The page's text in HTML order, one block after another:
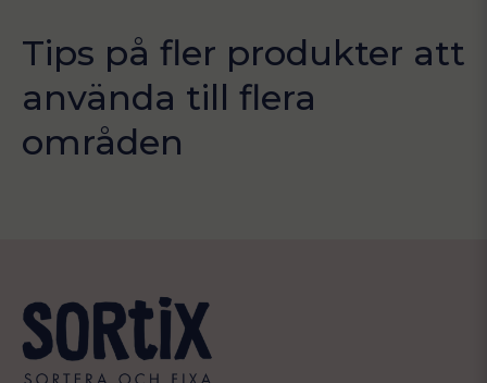
Tips på fler produkter att
använda till flera
områden